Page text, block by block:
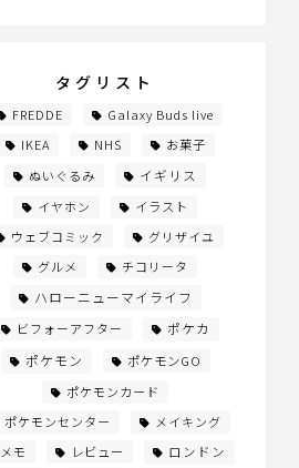
タグリスト
FREDDE
Galaxy Buds live
IKEA
NHS
お菓子
ぬいぐるみ
イギリス
イヤホン
イラスト
ウェブコミック
グリザイユ
グルメ
チコリータ
ハローニューマイライフ
ビフォーアフター ポケカ
ポケモン
ポケモンGO
ポケモンカード
ポケモンセンター
メイキング
メモ
レビュー
ロンドン